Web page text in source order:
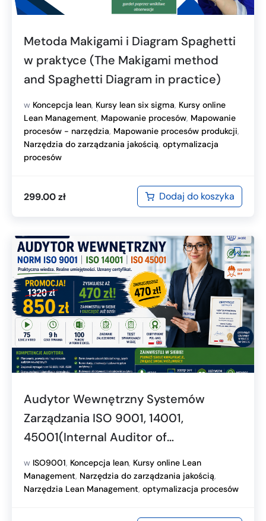
Metoda Makigami i Diagram Spaghetti
w praktyce (The Makigami method
and Spaghetti Diagram in practice)
w Koncepcja lean, Kursy lean six sigma, Kursy online
Lean Management, Mapowanie procesów, Mapowanie
procesów - narzędzia, Mapowanie procesów produkcji,
Narzędzia do zarządzania jakością, optymalizacja
procesów
299.00zł Dodaj do koszyka
Audytor Wewnętrzny Systemów
Zarządzania ISO 9001, 14001,
45001(Internal Auditor of
Management Systems ISO 9001, 14001,
45001)
w ISO9001, Koncepcja lean, Kursy online Lean
Management, Narzędzia do zarządzania jakością,
Narzędzia Lean Management, optymalizacja procesów